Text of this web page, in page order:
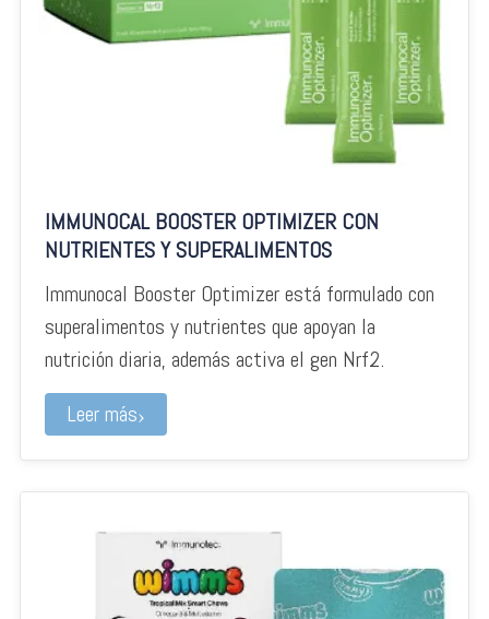
IMMUNOCAL BOOSTER OPTIMIZER CON
NUTRIENTES Y SUPERALIMENTOS
Immunocal Booster Optimizer está formulado con
superalimentos y nutrientes que apoyan la
nutrición diaria, además activa el gen Nrf2.
Leer más